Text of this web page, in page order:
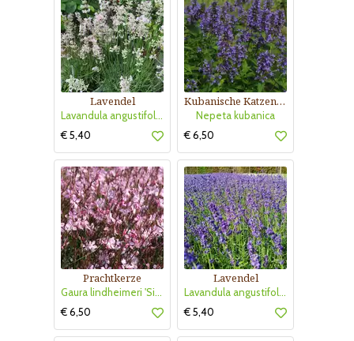
Lavendel
Lavandula angustifolia 'Rosea'
€ 5,40
Kubanische Katzenminze
Nepeta kubanica
€ 6,50
Prachtkerze
Gaura lindheimeri 'Siskiyou Pink'
€ 6,50
Lavendel
Lavandula angustifolia 'Hidcote'
€ 5,40